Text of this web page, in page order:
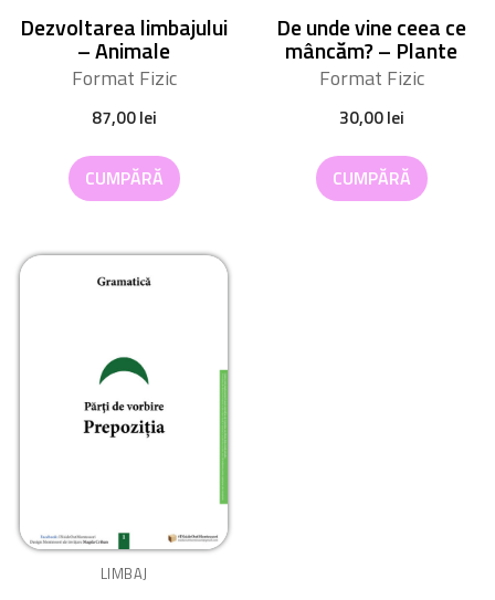
Dezvoltarea limbajului
– Animale
Format Fizic
87,00lei
CUMPĂRĂ
De unde vine ceea ce
mâncăm? – Plante
Format Fizic
30,00lei
CUMPĂRĂ
LIMBAJ